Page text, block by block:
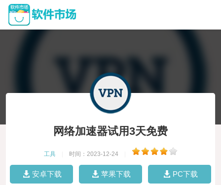
网络加速器试用3天免费
工具 时间：2023-12-24
安卓下载 苹果下载 PC下载